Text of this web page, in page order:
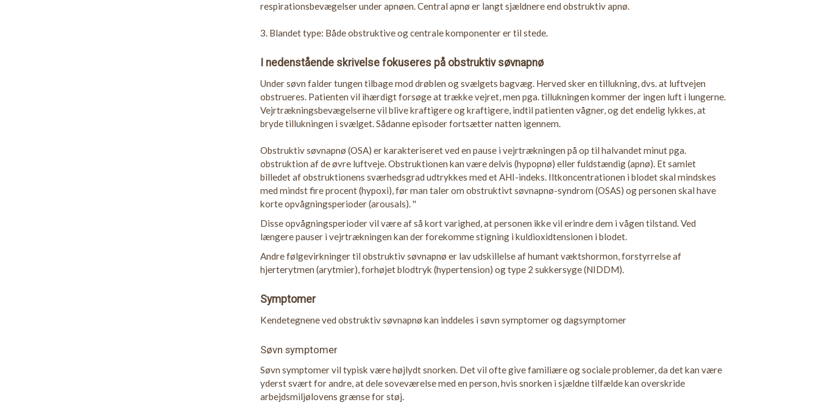
respirationsbevægelser under apnøen. Central apnø er langt sjældnere end obstruktiv apnø.
3. Blandet type: Både obstruktive og centrale komponenter er til stede.
I nedenstående skrivelse fokuseres på obstruktiv søvnapnø
Under søvn falder tungen tilbage mod drøblen og svælgets bagvæg. Herved sker en tillukning, dvs. at luftvejen
obstrueres. Patienten vil ihærdigt forsøge at trække vejret, men pga. tillukningen kommer der ingen luft i lungerne.
Vejrtrækningsbevægelserne vil blive kraftigere og kraftigere, indtil patienten vågner, og det endelig lykkes, at
bryde tillukningen i svælget. Sådanne episoder fortsætter natten igennem.
Obstruktiv søvnapnø (OSA) er karakteriseret ved en pause i vejrtrækningen på op til halvandet minut pga.
obstruktion af de øvre luftveje. Obstruktionen kan være delvis (hypopnø) eller fuldstændig (apnø). Et samlet
billedet af obstruktionens sværhedsgrad udtrykkes med et AHI-indeks. Iltkoncentrationen i blodet skal mindskes
med mindst fire procent (hypoxi), før man taler om obstruktivt søvnapnø-syndrom (OSAS) og personen skal have
korte opvågningsperioder (arousals). ''
Disse opvågningsperioder vil være af så kort varighed, at personen ikke vil erindre dem i vågen tilstand. Ved
længere pauser i vejrtrækningen kan der forekomme stigning i kuldioxidtensionen i blodet.
Andre følgevirkninger til obstruktiv søvnapnø er lav udskillelse af humant væktshormon, forstyrrelse af
hjerterytmen (arytmier), forhøjet blodtryk (hypertension) og type 2 sukkersyge (NIDDM).
Symptomer
Kendetegnene ved obstruktiv søvnapnø kan inddeles i søvn symptomer og dagsymptomer
Søvn symptomer
Søvn symptomer vil typisk være højlydt snorken. Det vil ofte give familiære og sociale problemer, da det kan være
yderst svært for andre, at dele soveværelse med en person, hvis snorken i sjældne tilfælde kan overskride
arbejdsmiljølovens grænse for støj.